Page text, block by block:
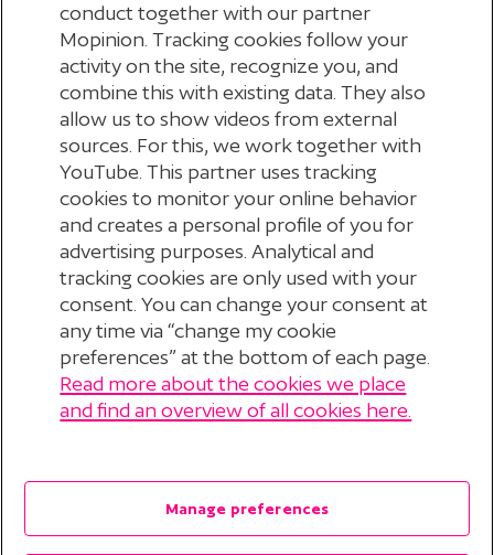
gegevens kloppen en wijzig je contactgegevens als
dat nodig is. Dit doe je eenvoudig via Mijn StiPP
Pensioen.
Controleer je gegevens in Mijn StiPP Pensioen
© 2026 Stichting Pensioenfonds voor
Disclaimer
Privacyverklaring
conduct together with our partner
Mopinion. Tracking cookies follow your
activity on the site, recognize you, and
combine this with existing data. They also
allow us to show videos from external
sources. For this, we work together with
YouTube. This partner uses tracking
cookies to monitor your online behavior
and creates a personal profile of you for
advertising purposes. Analytical and
tracking cookies are only used with your
consent. You can change your consent at
any time via “change my cookie
preferences” at the bottom of each page.
Read more about the cookies we place
and find an overview of all cookies here.
Manage preferences